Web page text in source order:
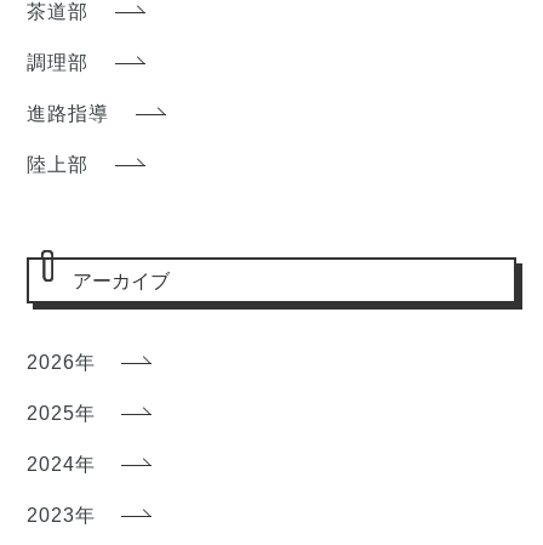
茶道部
調理部
進路指導
陸上部
アーカイブ
2026年
2025年
2024年
2023年